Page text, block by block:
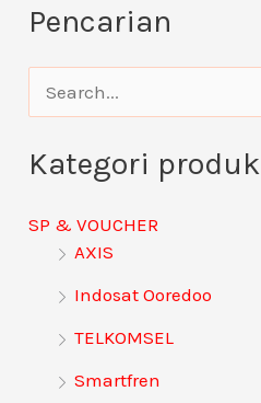
Pencarian
a
r
u
Kategori produk
SP & VOUCHER
AXIS
Indosat Ooredoo
TELKOMSEL
Smartfren